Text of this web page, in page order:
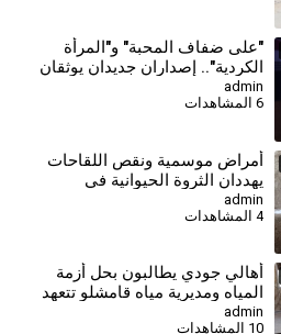
⁣"على ضفاف المحبة" و"المرأة
الكردية".. إصداران جديدان يوثقان
الهوية والذاكرة
admin
6 المشاهدات
⁣أمراض موسمية ونقص اللقاحات
يهددان الثروة الحيوانية في
قامشلو
admin
4 المشاهدات
أهالي جودي يطالبون بحل أزمة
المياه ومديرية مياه قامشلو تتعهد
بإجراءات إسعافية
admin